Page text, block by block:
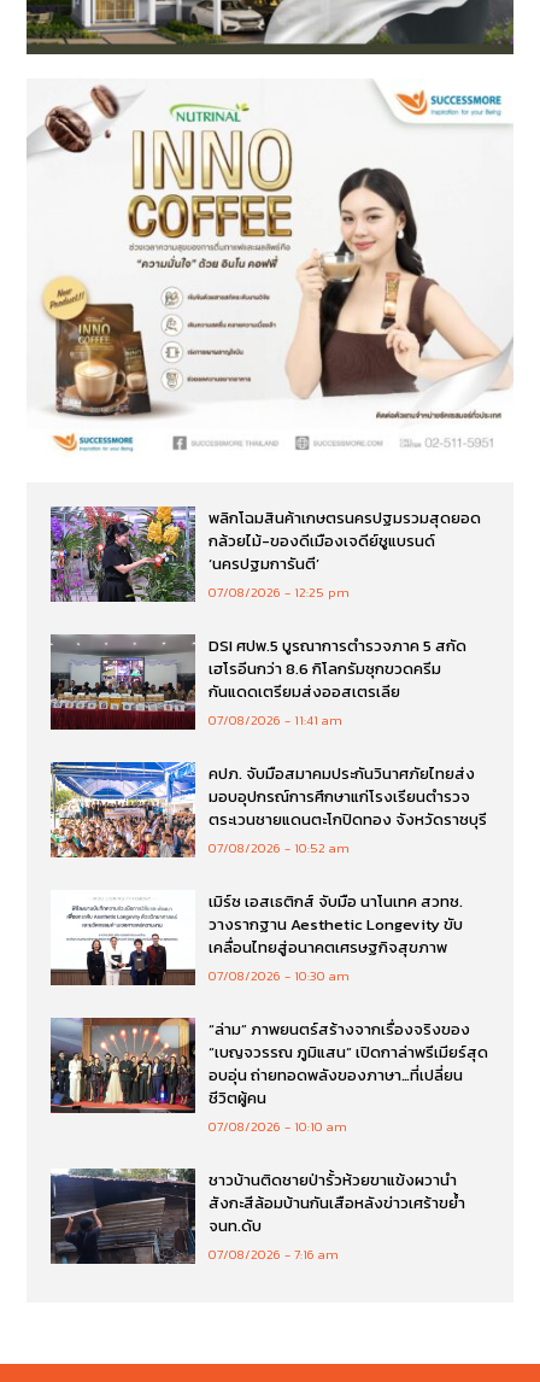
พลิกโฉมสินค้าเกษตรนครปฐมรวมสุดยอด
กล้วยไม้-ของดีเมืองเจดีย์ชูแบรนด์
‘นครปฐมการันตี’
07/08/2026 12:25 pm
DSI ศปพ.5 บูรณาการตำรวจภาค 5 สกัด
เฮโรอีนกว่า 8.6 กิโลกรัมซุกขวดครีม
กันแดดเตรียมส่งออสเตรเลีย
07/08/2026 11:41 am
คปภ. จับมือสมาคมประกันวินาศภัยไทยส่ง
มอบอุปกรณ์การศึกษาแก่โรงเรียนตำรวจ
ตระเวนชายแดนตะโกปิดทอง จังหวัดราชบุรี
07/08/2026 10:52 am
เมิร์ซ เอสเธติกส์ จับมือ นาโนเทค สวทช.
วางรากฐาน Aesthetic Longevity ขับ
เคลื่อนไทยสู่อนาคตเศรษฐกิจสุขภาพ
07/08/2026 10:30 am
“ล่าม” ภาพยนตร์สร้างจากเรื่องจริงของ
“เบญจวรรณ ภูมิแสน” เปิดกาล่าพรีเมียร์สุด
อบอุ่น ถ่ายทอดพลังของภาษา…ที่เปลี่ยน
ชีวิตผู้คน
07/08/2026 10:10 am
ชาวบ้านติดชายป่ารั้วห้วยขาแข้งผวานำ
สังกะสีล้อมบ้านกันเสือหลังข่าวเศร้าขย้ำ
จนท.ดับ
07/08/2026 7:16 am